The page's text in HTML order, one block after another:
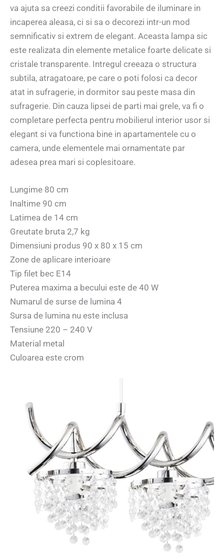
va ajuta sa creezi conditii favorabile de iluminare in
incaperea aleasa, ci si sa o decorezi intr-un mod
semnificativ si extrem de elegant. Aceasta lampa sic
este realizata din elemente metalice foarte delicate si
cristale transparente. Intregul creeaza o structura
subtila, atragatoare, pe care o poti folosi ca decor
atat in ​​sufragerie, in dormitor sau peste masa din
sufragerie. Din cauza lipsei de parti mai grele, va fi o
completare perfecta pentru mobilierul interior usor si
elegant si va functiona bine in apartamentele cu o
camera, unde elementele mai ornamentate par
adesea prea mari si coplesitoare.
Lungime 80 cm
Inaltime 90 cm
Latimea de 14 cm
Greutate bruta 2,7 kg
Dimensiuni produs 90 x 80 x 15 cm
Zone de aplicare interioare
Tip filet bec E14
Puterea maxima a becului este de 40 W
Numarul de surse de lumina 4
Sursa de lumina nu este inclusa
Tensiune 220 – 240 V
Material metal
Culoarea este crom